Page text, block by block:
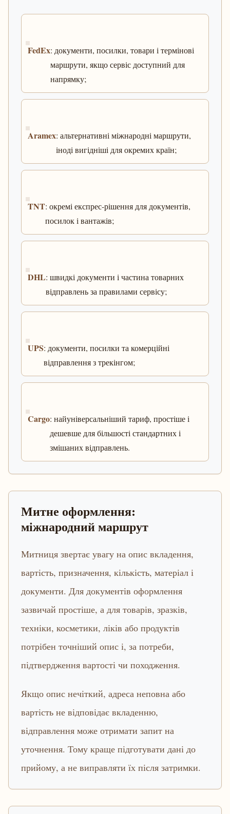
FedEx: документи, посилки, товари і термінові
маршрути, якщо сервіс доступний для
напрямку;
Aramex: альтернативні міжнародні маршрути,
іноді вигідніші для окремих країн;
TNT: окремі експрес-рішення для документів,
посилок і вантажів;
DHL: швидкі документи і частина товарних
відправлень за правилами сервісу;
UPS: документи, посилки та комерційні
відправлення з трекінгом;
Cargo: найуніверсальніший тариф, простіше і
дешевше для більшості стандартних і
змішаних відправлень.
Митне оформлення:
міжнародний маршрут
Митниця звертає увагу на опис вкладення,
вартість, призначення, кількість, матеріал і
документи. Для документів оформлення
зазвичай простіше, а для товарів, зразків,
техніки, косметики, ліків або продуктів
потрібен точніший опис і, за потреби,
підтвердження вартості чи походження.
Якщо опис нечіткий, адреса неповна або
вартість не відповідає вкладенню,
відправлення може отримати запит на
уточнення. Тому краще підготувати дані до
прийому, а не виправляти їх після затримки.